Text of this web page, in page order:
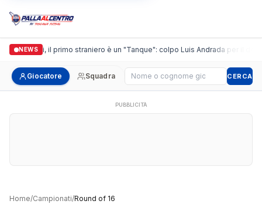
NEWS
Casalguidi, il primo straniero è un "Tanque": colpo Luis Andrada per il
Giocatore Squadra Cerca giocatore CERCA
PUBBLICITÀ
Home/Campionati/Round of 16